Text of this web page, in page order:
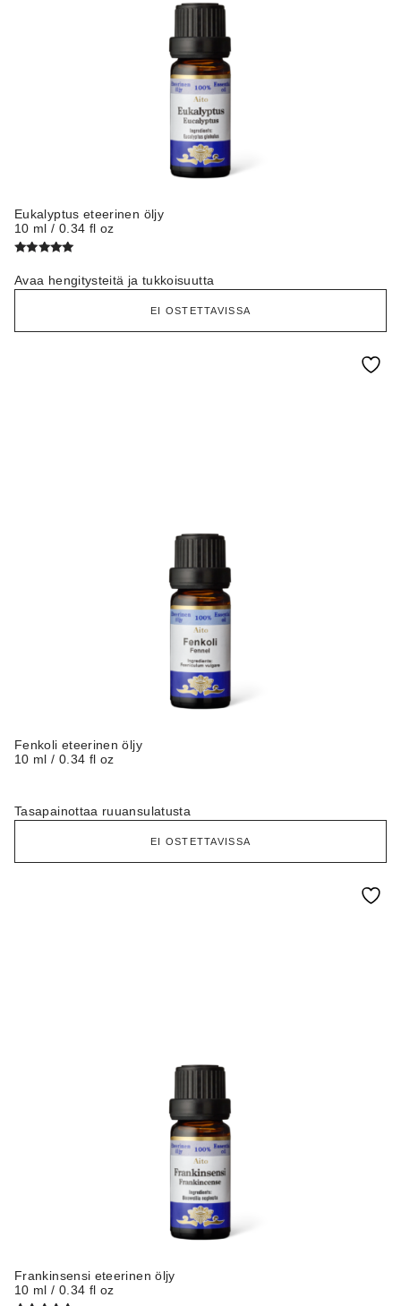
Eukalyptus eteerinen öljy
10 ml / 0.34 fl oz
tuotteesta:
5.00/ 5
Avaa hengitysteitä ja tukkoisuutta
EI OSTETTAVISSA
Fenkoli eteerinen öljy
10 ml / 0.34 fl oz
Tasapainottaa ruuansulatusta
EI OSTETTAVISSA
Frankinsensi eteerinen öljy
10 ml / 0.34 fl oz